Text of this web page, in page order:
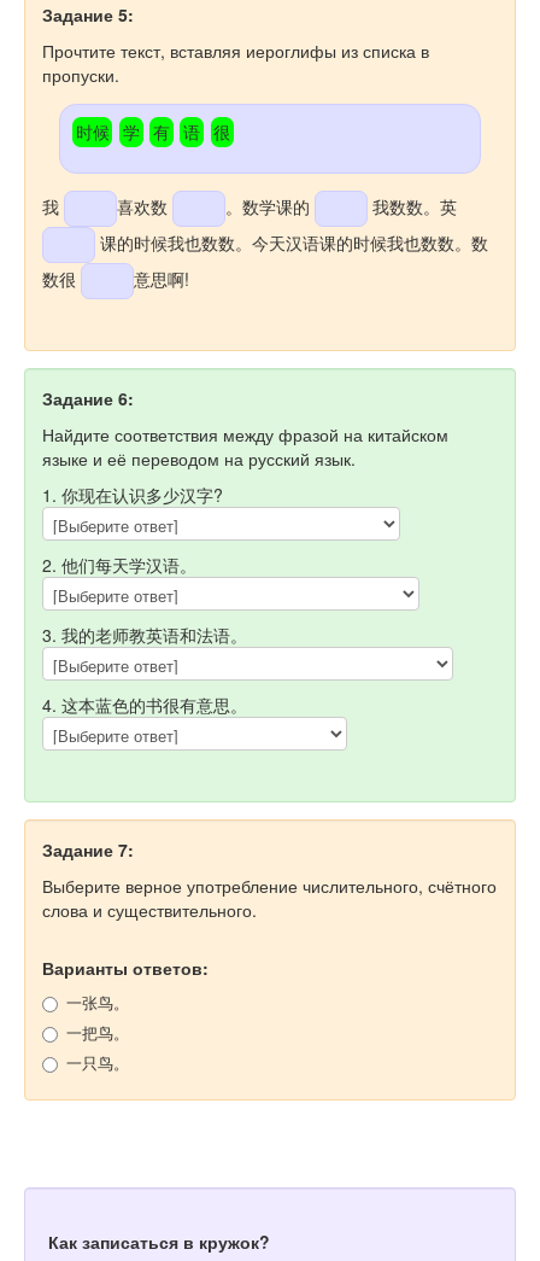
Задание 5:
Прочтите текст, вставляя иероглифы из списка в
пропуски.
时候 学 有 语 很
我 喜欢数 。数学课的
我数数。英
课的时候我也数数。今天汉语课的时候我也数数。数
数很
意思啊!
Задание 6:
Найдите соответствия между фразой на китайском
языке и её переводом на русский язык.
1. 你现在认识多少汉字?
2. 他们每天学汉语。
3. 我的老师教英语和法语。
4. 这本蓝色的书很有意思。
Задание 7:
Выберите верное употребление числительного, счётного
слова и существительного.
Варианты ответов:
一张鸟。
一把鸟。
一只鸟。
Как записаться в кружок?